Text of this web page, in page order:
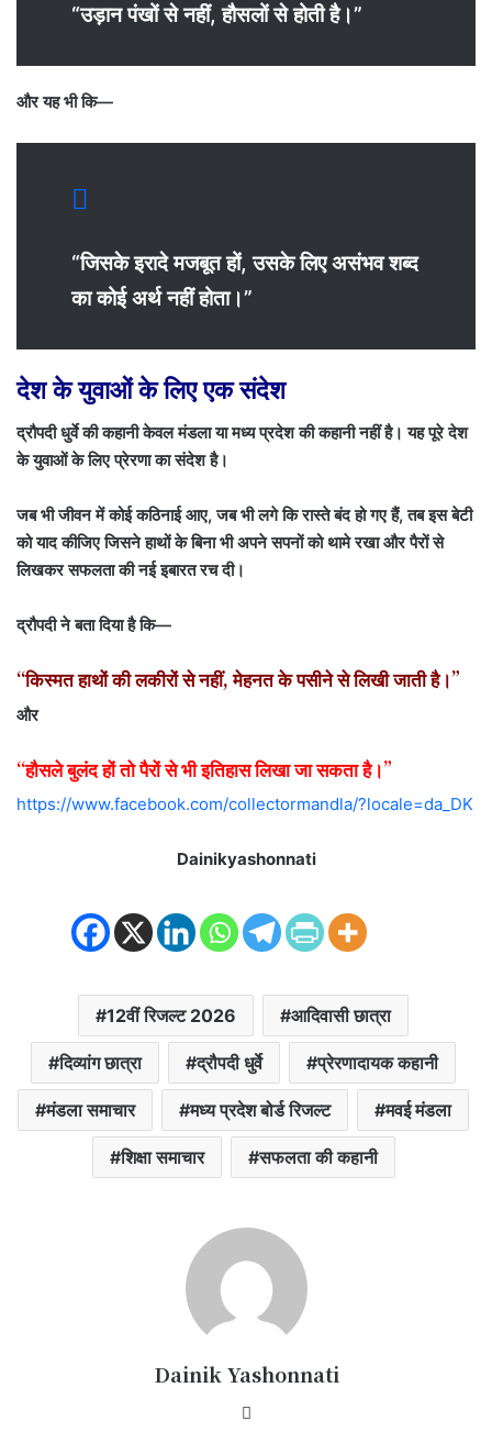
“उड़ान पंखों से नहीं, हौसलों से होती है।”
और यह भी कि—
“जिसके इरादे मजबूत हों, उसके लिए असंभव शब्द
का कोई अर्थ नहीं होता।”
देश के युवाओं के लिए एक संदेश
द्रौपदी धुर्वे की कहानी केवल मंडला या मध्य प्रदेश की कहानी नहीं है। यह पूरे देश
के युवाओं के लिए प्रेरणा का संदेश है।
जब भी जीवन में कोई कठिनाई आए, जब भी लगे कि रास्ते बंद हो गए हैं, तब इस बेटी
को याद कीजिए जिसने हाथों के बिना भी अपने सपनों को थामे रखा और पैरों से
लिखकर सफलता की नई इबारत रच दी।
द्रौपदी ने बता दिया है कि—
“किस्मत हाथों की लकीरों से नहीं, मेहनत के पसीने से लिखी जाती है।”
और
“हौसले बुलंद हों तो पैरों से भी इतिहास लिखा जा सकता है।”
https://www.facebook.com/collectormandla/?locale=da_DK
Dainikyashonnati
12वीं रिजल्ट 2026 आदिवासी छात्रा
दिव्यांग छात्रा द्रौपदी धुर्वे प्रेरणादायक कहानी
मंडला समाचार मध्य प्रदेश बोर्ड रिजल्ट मवई मंडला
शिक्षा समाचार सफलता की कहानी
Dainik Yashonnati